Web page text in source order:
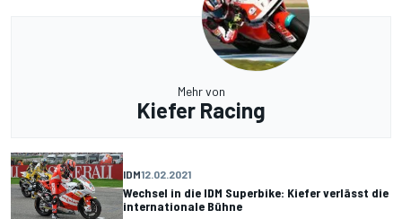
Mehr von
Kiefer Racing
IDM12.02.2021
Wechsel in die IDM Superbike: Kiefer verlässt die
internationale Bühne